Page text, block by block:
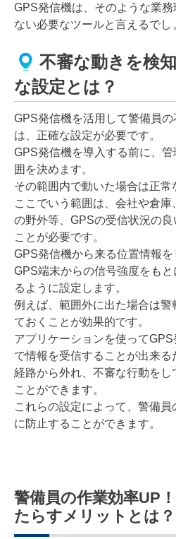
GPS発信機は、そのような業
ない必要なツールと言えるでし
不審な動きを検
な設定とは？
GPS発信機を活用して警備員
は、正確な設定が必要です。
GPS発信機を導入する前に、
囲を決めます。
その範囲内で動いた場合は正常
ここでいう範囲は、会社や倉庫
の野外等、GPSの受信状況の
ことが必要です。
GPS発信機から来る位置情報を
GPS端末からの信号強度をも
るように設定します。
例えば、範囲外に出た場合は警
ておくことが効果的です。
アプリケーションを使って
で情報を受信することが出来
経路から外れ、不審な行動をし
ことができます。
これらの設定によって、警備
に防止することができます。
警備員の作業効率UP
たらすメリットとは？